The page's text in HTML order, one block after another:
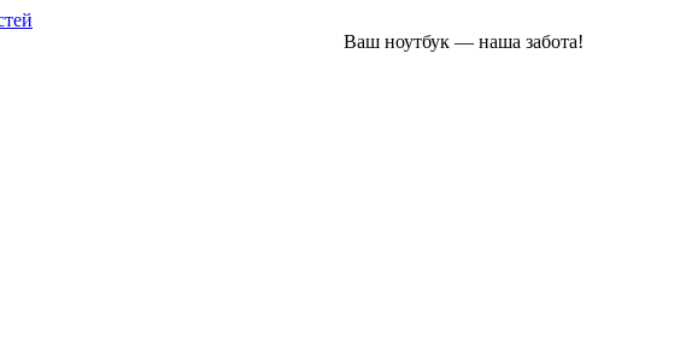
Ваш ноутбук — наша забота!